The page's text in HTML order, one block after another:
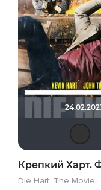
Крепкий Харт.
Die Hart: The Movie